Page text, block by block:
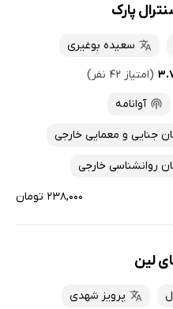
پارک
سعیده بوغیری
(امتیاز ۴۲ نفر)
آوانامه
جنایی و معمایی خارجی
روانشناسی خارجی
۲۳۸,۰۰۰ تومان
لین
پرویز شهدی